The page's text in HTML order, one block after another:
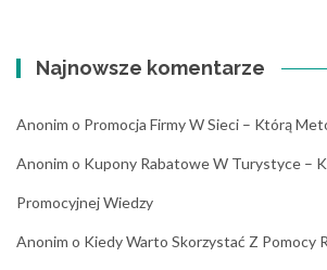
Najnowsze komentarze
Anonim o Promocja Firmy W Sieci – Którą
Anonim o Kupony Rabatowe W Turystyce –
Promocyjnej Wiedzy
Anonim o Kiedy Warto Skorzystać Z Pomocy